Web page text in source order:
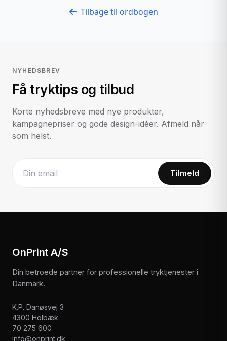
Tilbage til ordbogen
NYHEDSBREV
Få tryktips og tilbud
Korte nyhedsbreve med nye produkter,
kampagnepriser og gode design-idéer. Afmeld når
som helst.
Tilmeld
OnPrint A/S
Din betroede partner for professionelle tryktjenester i
Danmark.
K.P. Danøsvej 3
4300 Holbæk
70 275 600
info@onprint.dk